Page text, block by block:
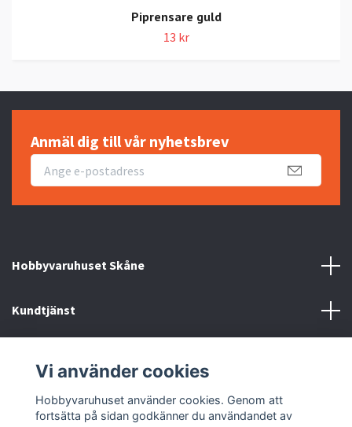
Piprensare guld
13 kr
Anmäl dig till vår nyhetsbrev
Hobbyvaruhuset Skåne
Kundtjänst
Sociala medier
Vi använder cookies
Hobbyvaruhuset använder cookies. Genom att
fortsätta på sidan godkänner du användandet av